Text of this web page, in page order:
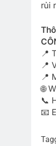
rủi
📍
📍
📍
🌐
📞
📧